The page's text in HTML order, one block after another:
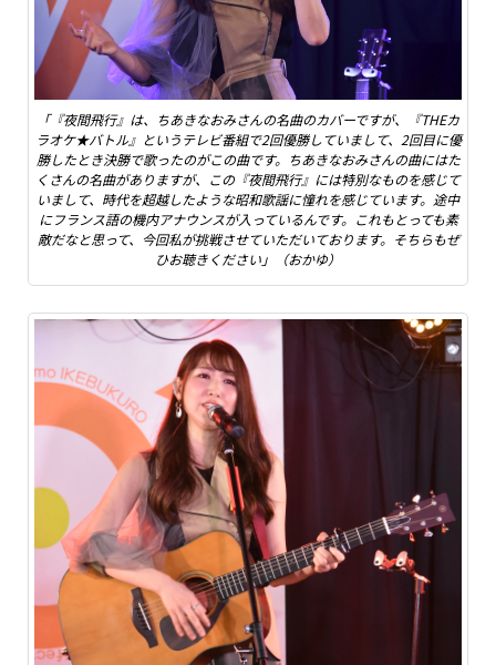
「『夜間飛行』は、ちあきなおみさんの名曲のカバーですが、『THEカ
ラオケ★バトル』というテレビ番組で2回優勝していまして、2回目に優
勝したとき決勝で歌ったのがこの曲です。ちあきなおみさんの曲にはた
くさんの名曲がありますが、この『夜間飛行』には特別なものを感じて
いまして、時代を超越したような昭和歌謡に憧れを感じています。途中
にフランス語の機内アナウンスが入っているんです。これもとっても素
敵だなと思って、今回私が挑戦させていただいております。そちらもぜ
ひお聴きください」（おかゆ）